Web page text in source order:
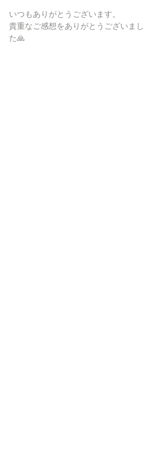
いつもありがとうございます。
貴重なご感想をありがとうございまし
た🙏